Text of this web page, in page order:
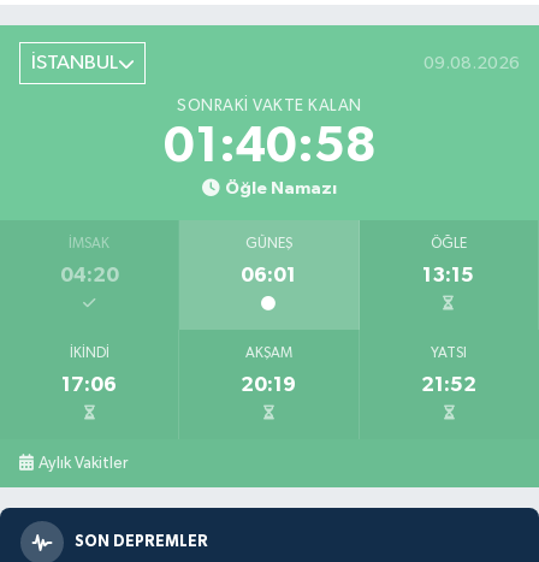
İSTANBUL 09.08.2026
SONRAKI VAKTE KALAN
01:40:56
Öğle Namazı
İMSAK
04:20
GÜNEŞ
06:01
ÖĞLE
13:15
İKINDI
17:06
AKŞAM
20:19
YATSI
21:52
Aylık Vakitler
SON DEPREMLER